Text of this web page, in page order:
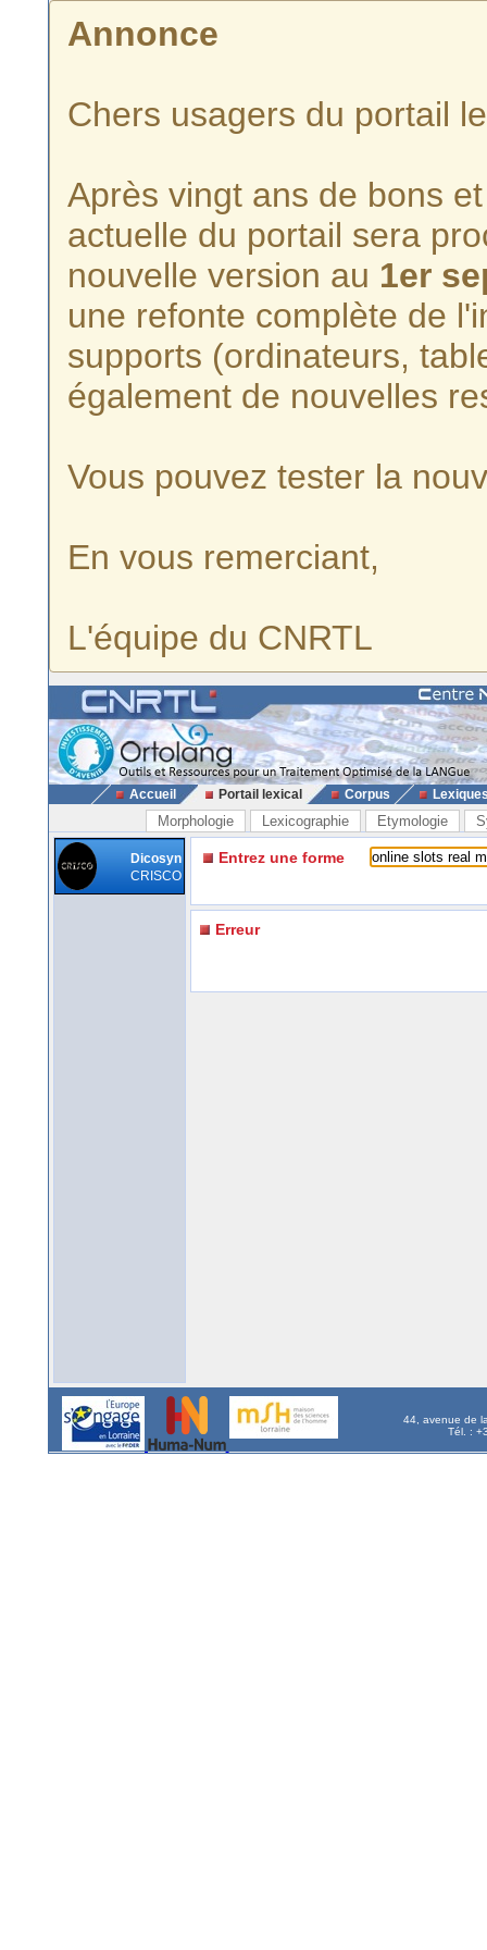
Annonce
Chers usagers du portail
Après vingt ans de bons
actuelle du portail sera
nouvelle version au 1er
une refonte complète de
supports (ordinateurs,
également de nouvelles
Vous pouvez tester la
En vous remerciant,
L'équipe du CNRTL
Accueil Portail lexical Corpus
Morphologie Lexicographie Etymologie
Dicosyn
CRISCO
Entrez une forme
Erreur
44, avenue de
Tél. :